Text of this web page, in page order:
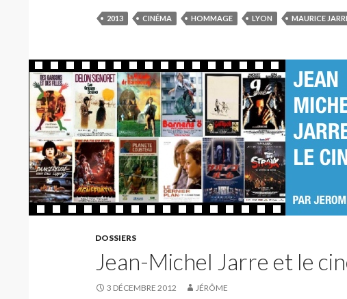
2013 CINÉMA HOMMAGE LYON MAURICE
DOSSIERS
Jean-Michel Jarre et le
3 DÉCEMBRE 2012 JÉRÔME